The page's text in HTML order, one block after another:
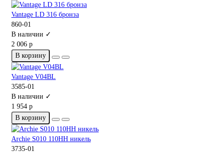
Vantage LD 316 бронза
860-01
В наличии ✓
2 006 р
В корзину
Vantage V04BL
3585-01
В наличии ✓
1 954 р
В корзину
Archie S010 110HH никель
3735-01